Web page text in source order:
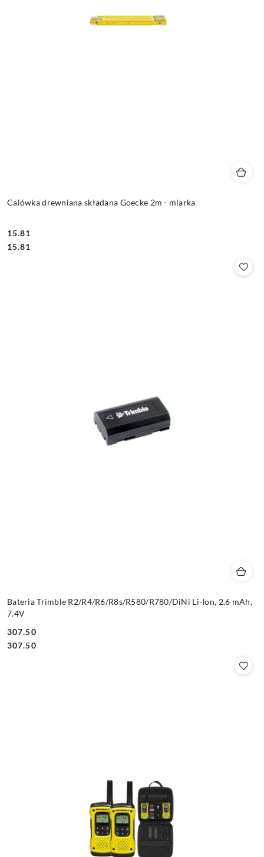
Calówka drewniana składana Goecke 2m - miarka
Cena:
15.81
Cena:
15.81
Bateria Trimble R2/R4/R6/R8s/R580/R780/DiNi Li-Ion, 2.6 mAh,
7.4V
Cena:
307.50
Cena:
307.50